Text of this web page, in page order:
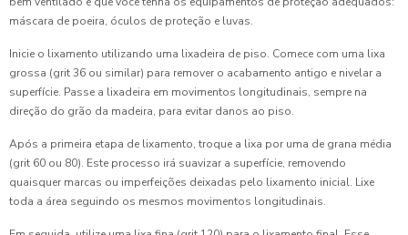
máscara de poeira, óculos de proteção e luvas.
Inicie o lixamento utilizando uma lixadeira de piso. Comece com uma lixa
grossa (grit 36 ou similar) para remover o acabamento antigo e nivelar a
superfície. Passe a lixadeira em movimentos longitudinais, sempre na
direção do grão da madeira, para evitar danos ao piso.
Após a primeira etapa de lixamento, troque a lixa por uma de grana média
(grit 60 ou 80). Este processo irá suavizar a superfície, removendo
quaisquer marcas ou imperfeições deixadas pelo lixamento inicial. Lixe
toda a área seguindo os mesmos movimentos longitudinais.